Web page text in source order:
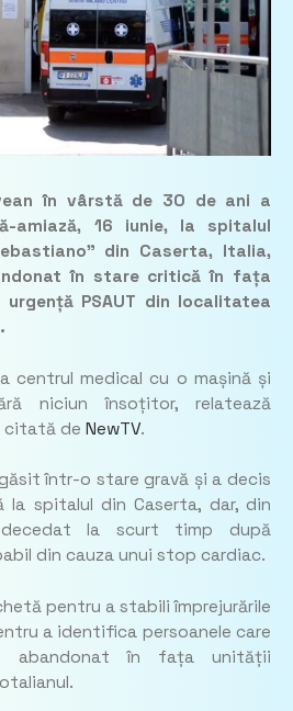
în vârstă de 30 de ani a
amiază, 16 iunie, la spitalul
din Caserta, Italia,
în stare critică în fața
PSAUT din localitatea
centrul medical cu o mașină și
niciun însoțitor, relatează
citată de NewTV.
într-o stare gravă și a decis
la spitalul din Caserta, dar, din
la scurt timp după
din cauza unui stop cardiac.
pentru a stabili împrejurările
a identifica persoanele care
abandonat în fața unității